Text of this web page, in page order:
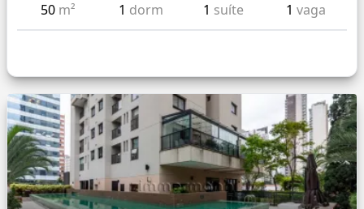
50 m² 1 dorm 1 suíte 1 vaga